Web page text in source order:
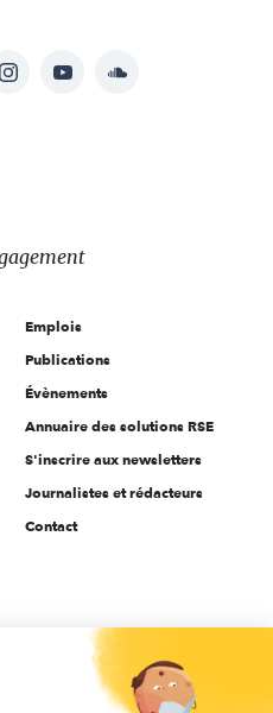
InstagramYouTubeSoundcloud
Emplois
Publications
Évènements
Annuaire des solutions RSE
S'inscrire aux newsletters
Journalistes et rédacteurs
Contact